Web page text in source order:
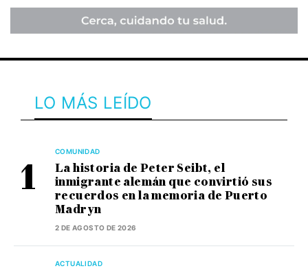
LO MÁS LEÍDO
COMUNIDAD
La historia de Peter Seibt, el
inmigrante alemán que convirtió sus
recuerdos en la memoria de Puerto
Madryn
2 DE AGOSTO DE 2026
ACTUALIDAD